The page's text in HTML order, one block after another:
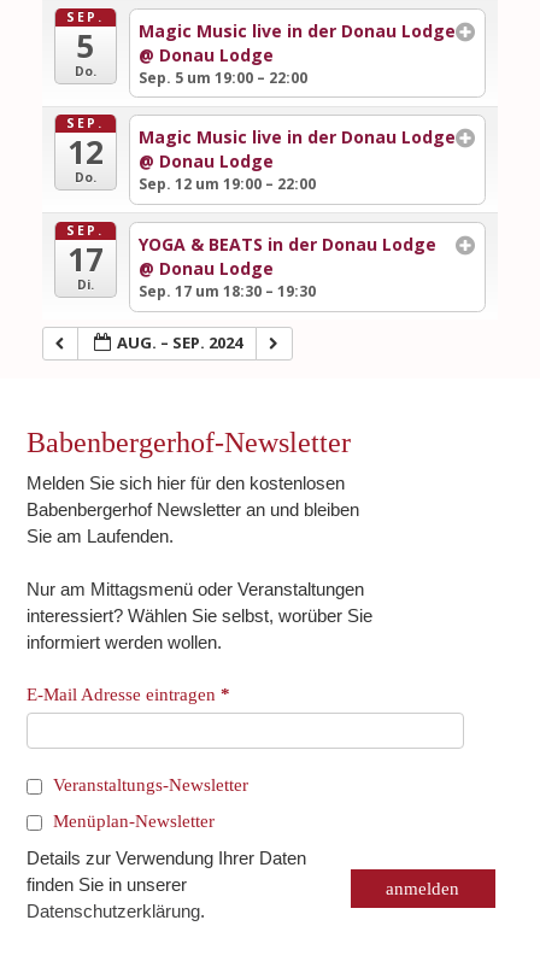
SEP.
5
Do.
Magic Music live in der Donau Lodge
@ Donau Lodge
Sep. 5 um 19:00 – 22:00
SEP.
12
Do.
Magic Music live in der Donau Lodge
@ Donau Lodge
Sep. 12 um 19:00 – 22:00
SEP.
17
Di.
YOGA & BEATS in der Donau Lodge
@ Donau Lodge
Sep. 17 um 18:30 – 19:30
AUG. – SEP. 2024
Babenbergerhof-Newsletter
Melden Sie sich hier für den kostenlosen
Babenbergerhof Newsletter an und bleiben
Sie am Laufenden.
Nur am Mittagsmenü oder Veranstaltungen
interessiert? Wählen Sie selbst, worüber Sie
informiert werden wollen.
E-Mail Adresse eintragen*
Veranstaltungs-Newsletter
Menüplan-Newsletter
Details zur Verwendung Ihrer Daten
finden Sie in unserer
Datenschutzerklärung.